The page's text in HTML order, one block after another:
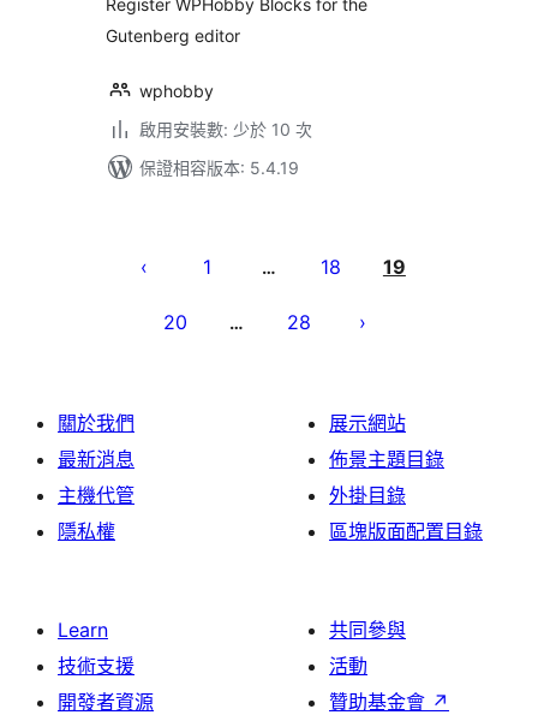
Register WPHobby Blocks for the
Gutenberg editor
wphobby
啟用安裝數: 少於 10 次
保證相容版本: 5.4.19
1 … 18 19
20 … 28
關於我們
最新消息
主機代管
隱私權
展示網站
佈景主題目錄
外掛目錄
區塊版面配置目錄
Learn
技術支援
開發者資源
共同參與
活動
贊助基金會 ↗